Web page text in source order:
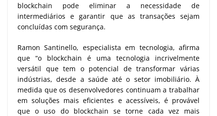
blockchain pode eliminar a necessidade de
intermediários e garantir que as transações sejam
concluídas com segurança.
Ramon Santinello, especialista em tecnologia, afirma
que “o blockchain é uma tecnologia incrivelmente
versátil que tem o potencial de transformar várias
indústrias, desde a saúde até o setor imobiliário. À
medida que os desenvolvedores continuam a trabalhar
em soluções mais eficientes e acessíveis, é provável
que o uso do blockchain se torne cada vez mais